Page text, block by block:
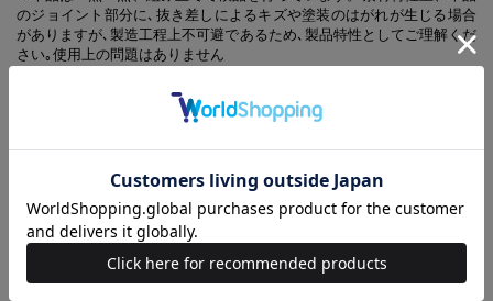
のジョイント部分に､抜き差しによるキズや塗装のはがれが生じる場合
がありますが､製造工程上不可避であるため､製品特性としてご理解くだ
さい｡使用上の問題はありません
※ご使用のパソコンのモニターやスマートフォンの画面によっては、商
品の色合いが、画面表示上のものと現物で異なる場合があります
※『MonoMaster』9月号とは付録と表紙が異なります。誌面内容は同一
です
9月号増刊の付録に関するお問い合わせ先